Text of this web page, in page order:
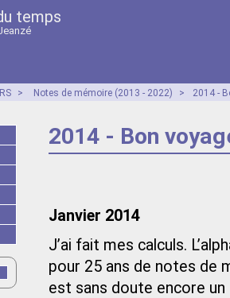
temps
> Notes de mémoire (2013 - 2022) > 2014 -
2014 - Bon
Janvier 2014
J’ai fait mes calculs.
pour 25 ans de notes de
est sans doute encore un